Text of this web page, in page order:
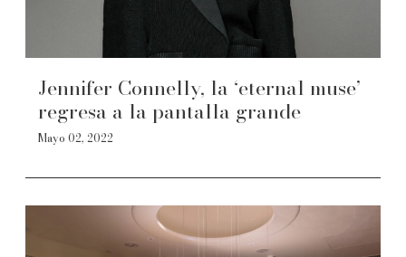
Jennifer Connelly, la ‘eternal muse’
regresa a la pantalla grande
Mayo 02, 2022